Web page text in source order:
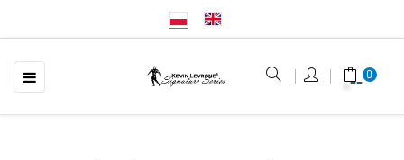
Toggle
navigation
☰ 0